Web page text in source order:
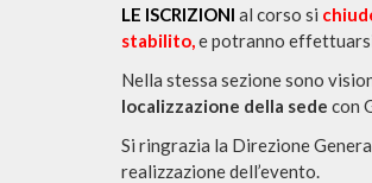
LE ISCRIZIONI al corso si
stabilito,e potranno
Nella stessa sezione sono
localizzazione della sede con
Si ringrazia la Direzione
realizzazione dell’evento.